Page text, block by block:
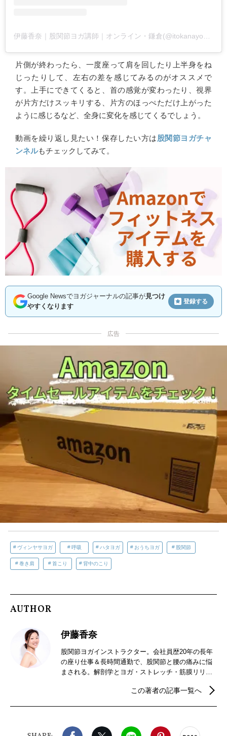
伊藤香奈｜股関節ヨガ講師｜オンライン・鎌倉(@itokanayoga45)がシェアした投稿
片側が終わったら、一度座って肩を回したり上半身をね
じったりして、左右の差を感じてみるのがオススメで
す。上手にできてくると、首の感覚が変わったり、視界
が片方だけスッキリする、片方のほっぺただけ上がった
ように感じるなど、全身に変化を感じてくるでしょう。
動画を繰り返し見たい！保存したい方は股関節ヨガチャ
ンネルもチェックしてみて。
Google Newsでヨガジャーナルの記事が見つけ
やすくなります
登録する
広告
ヴィンヤサヨガ 呼吸 ハタヨガ おうちヨガ 股関節
巻き肩 首こり 背中のこり
AUTHOR
伊藤香奈
股関節ヨガインストラクター。会社員歴20年の長年
の座り仕事＆長時間通勤で、股関節と腰の痛みに悩
まされる。解剖学とヨガ・ストレッチ・筋膜リリー
をもとに、オリジナルメソッド「股関節ヨガ」を考
や便秘解消といった女性に嬉しい効果もあると人気
この著者の記事一覧へ
Facebook X（旧twitter）
LINE Pinterest